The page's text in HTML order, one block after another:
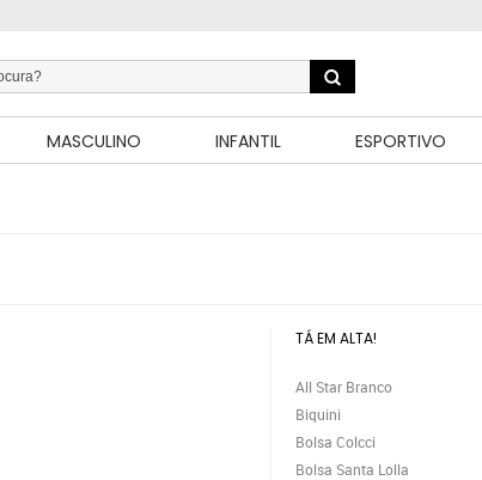
MASCULINO INFANTIL ESPORTIVO
TÁ EM ALTA!
All Star Branco
Biquini
Bolsa Colcci
Bolsa Santa Lolla